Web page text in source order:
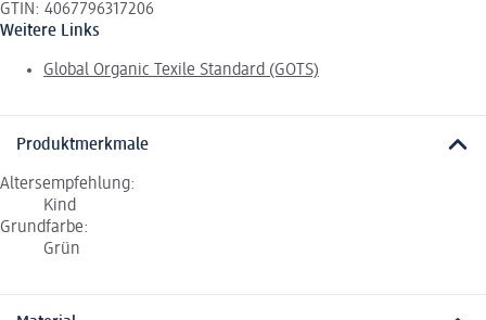
GTIN: 4067796317206
Weitere Links
Global Organic Texile Standard (GOTS)
Produktmerkmale
Altersempfehlung:
Kind
Grundfarbe:
Grün